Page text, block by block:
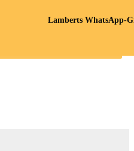
Lamberts WhatsApp-